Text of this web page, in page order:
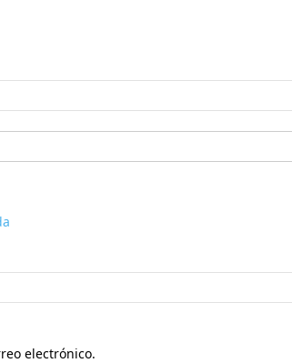
electrónico.